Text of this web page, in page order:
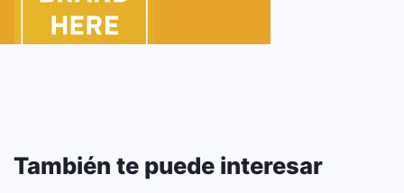
También te puede interesar